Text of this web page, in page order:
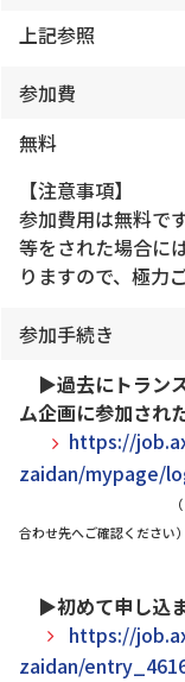
上記参照
参加費
無料
【注意事項】
参加費用は無料で
等をされた場合に
りますので、極力
参加手続き
▶過去にトラン
ム企画に参加され
https://
zaidan/mypage/
合わせ先へご確認ください）
▶初めて申し込
https://
zaidan/